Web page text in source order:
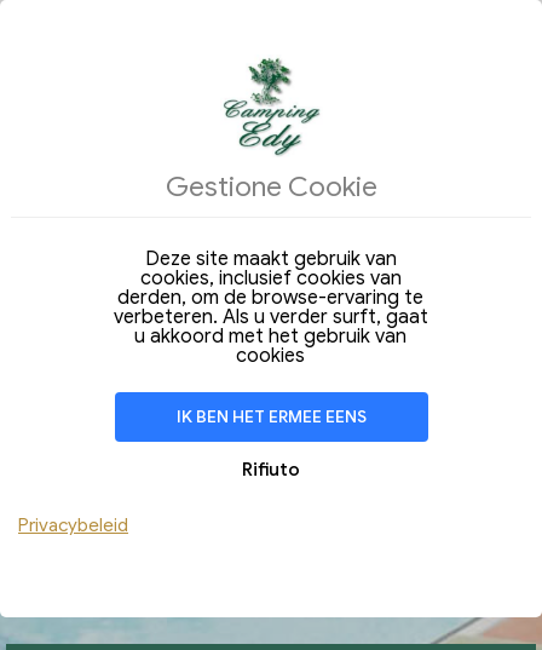
Donderdag
Aug 2026
Vertrek
07 Vrijdag
Aug 2026
Woonkamer van
Gestione Cookie
Deze site maakt gebruik van
cookies, inclusief cookies van
derden, om de browse-ervaring te
verbeteren. Als u verder surft, gaat
u akkoord met het gebruik van
cookies
IK BEN HET ERMEE EENS
Rifiuto
Privacybeleid